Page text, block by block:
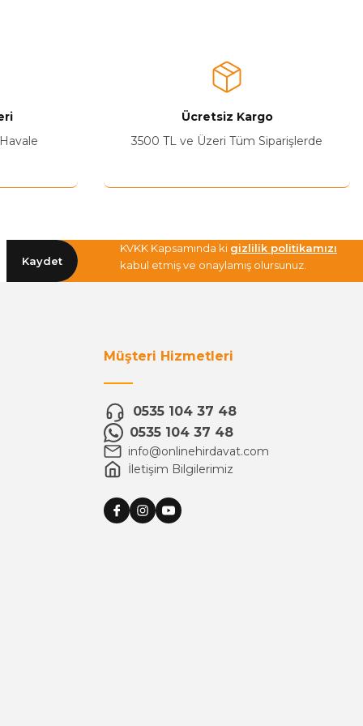
Ücretsiz Kargo
3500 TL ve Üzeri Tüm Siparişlerde
Kaydet
KVKK Kapsamında ki gizlilik politikamızı
kabul etmiş ve onaylamış olursunuz.
Müşteri Hizmetleri
0535 104 37 48
0535 104 37 48
info@onlinehirdavat.com
İletişim Bilgilerimiz